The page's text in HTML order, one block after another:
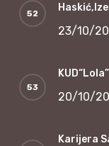
23/10/
20/10/
Karijera